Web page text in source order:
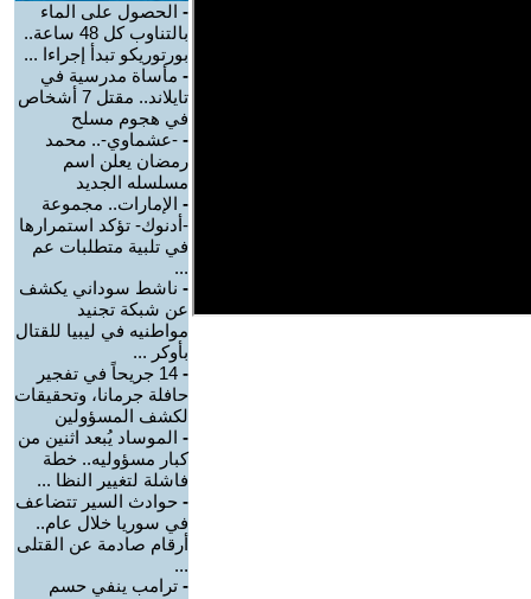
- الحصول على الماء
بالتناوب كل 48 ساعة..
بورتوريكو تبدأ إجراءا ...
- مأساة مدرسية في
تايلاند.. مقتل 7 أشخاص
في هجوم مسلح
- -عشماوي-.. محمد
رمضان يعلن اسم
مسلسله الجديد
- الإمارات.. مجموعة
-أدنوك- تؤكد استمرارها
في تلبية متطلبات عم
...
- ناشط سوداني يكشف
عن شبكة تجنيد
مواطنيه في ليبيا للقتال
بأوكر ...
-
14 جريحاً في تفجير
حافلة جرمانا، وتحقيقات
لكشف المسؤولين
- الموساد يُبعد اثنين من
كبار مسؤوليه.. خطة
فاشلة لتغيير النظا ...
- حوادث السير تتضاعف
في سوريا خلال عام..
أرقام صادمة عن القتلى
...
- ترامب ينفي حسم